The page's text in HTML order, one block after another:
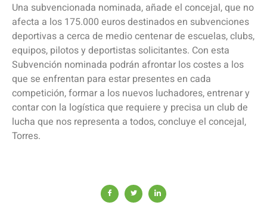
Una subvencionada nominada, añade el concejal, que no
afecta a los 175.000 euros destinados en subvenciones
deportivas a cerca de medio centenar de escuelas, clubs,
equipos, pilotos y deportistas solicitantes. Con esta
Subvención nominada podrán afrontar los costes a los
que se enfrentan para estar presentes en cada
competición, formar a los nuevos luchadores, entrenar y
contar con la logística que requiere y precisa un club de
lucha que nos representa a todos, concluye el concejal,
Torres.